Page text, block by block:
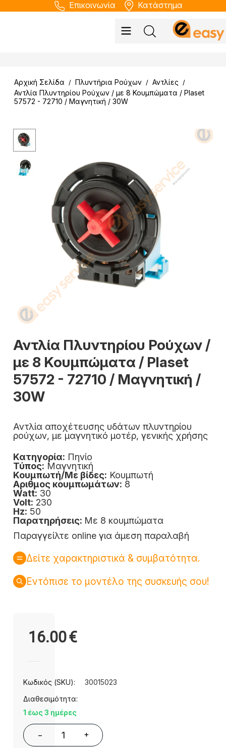
Επικοινωνία Κατάστημα
Αρχική Σελίδα / Πλυντήρια Ρούχων / Αντλίες /
Αντλία Πλυντηρίου Ρούχων / με 8 Κουμπώματα / Plaset
57572 - 72710 / Μαγνητική / 30W
Αντλία Πλυντηρίου Ρούχων /
με 8 Κουμπώματα / Plaset
57572 - 72710 / Μαγνητική /
30W
Αντλία αποχέτευσης υδάτων πλυντηρίου
ρούχων, με μαγνητικό μοτέρ, γενικής χρήσης
Κατηγορία: Πηνίο
Τύπος: Μαγνητική
Κουμπωτή/Με βίδες: Κουμπωτή
Αριθμος κουμπωμάτων: 8
Watt: 30
Volt: 230
Hz: 50
Παρατηρήσεις: Με 8 κουμπώματα
Παραγγείλτε online για άμεση παραλαβή
Δείτε χαρακτηριστικά & συμβατότητα.
Εντόπισε το μοντέλο της συσκευής σου!
16.00€
Κωδικός (SKU):
30015023
Διαθεσιμότητα:
1 έως 3 ημέρες
− +